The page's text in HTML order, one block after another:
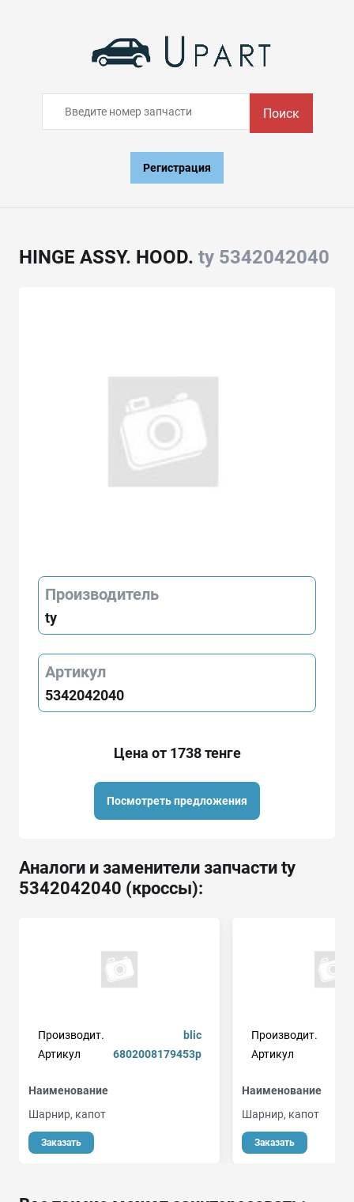
Поиск
Регистрация
HINGE ASSY. HOOD. ty 5342042040
Производитель
ty
Артикул
5342042040
Цена от 1738 тенге
Посмотреть предложения
Аналоги и заменители запчасти ty
5342042040 (кроссы):
Производит.
blic
Артикул
6802008179453p
Наименование
Шарнир, капот
Заказать
Производит.
Артикул
Наименование
Шарнир, капот
Заказать